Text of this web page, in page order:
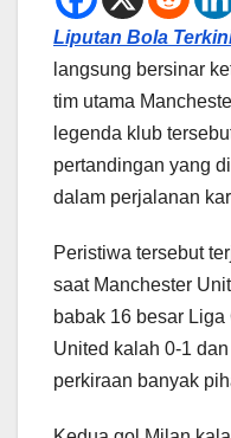
Liputan Bola
langsung bersinar
tim utama
legenda klub
pertandingan yang
dalam perjalanan
Peristiwa tersebut
saat Manchester
babak 16 besar
United kalah 0-1
perkiraan banyak